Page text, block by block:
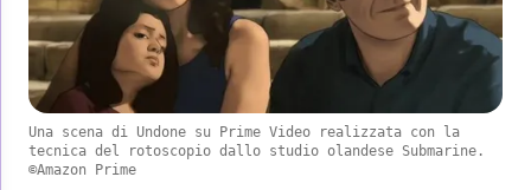
Una scena di Undone su Prime Video realizzata con la
tecnica del rotoscopio dallo studio olandese Submarine.
©Amazon Prime